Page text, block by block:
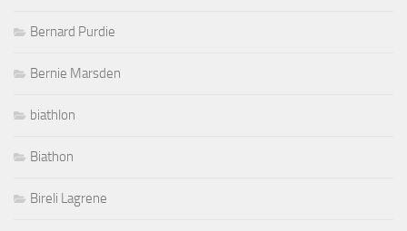
Bernard Purdie
Bernie Marsden
biathlon
Biathon
Bireli Lagrene